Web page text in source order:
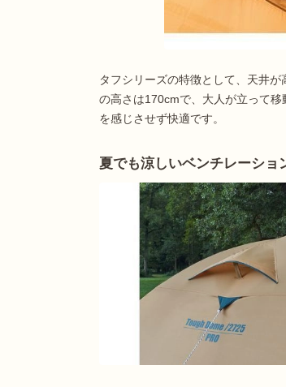
タフシリーズの特徴として、天井
の高さは170cmで、大人が立って
を感じさせず快適です。
夏でも涼しいベンチレーショ